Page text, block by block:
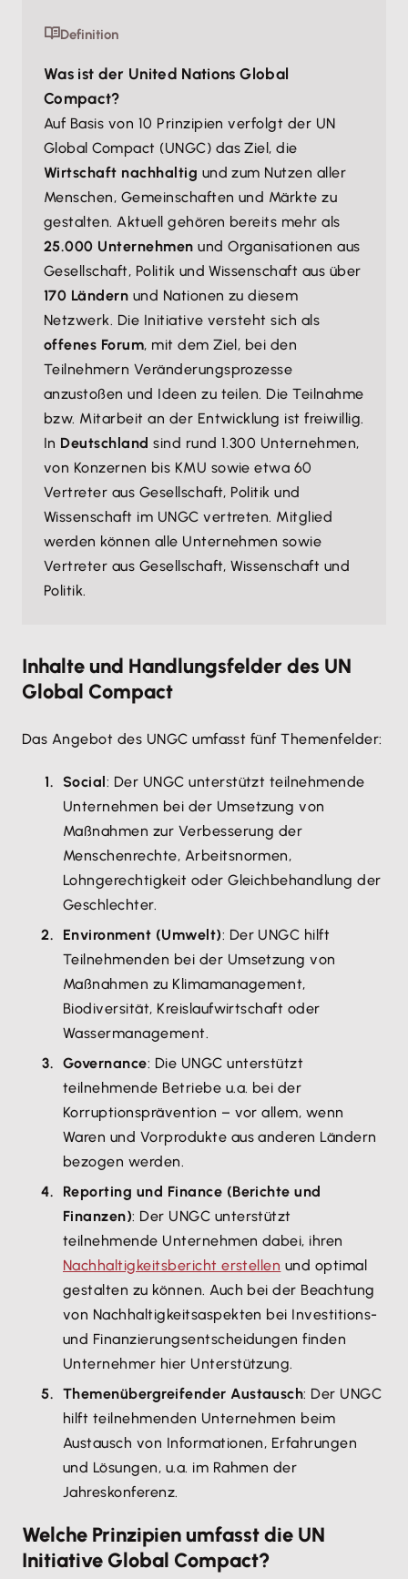
Definition
Was ist der United Nations Global
Compact?
Auf Basis von 10 Prinzipien verfolgt der UN
Global Compact (UNGC) das Ziel, die
Wirtschaft nachhaltig und zum Nutzen aller
Menschen, Gemeinschaften und Märkte zu
gestalten. Aktuell gehören bereits mehr als
25.000 Unternehmen und Organisationen aus
Gesellschaft, Politik und Wissenschaft aus über
170 Ländern und Nationen zu diesem
Netzwerk. Die Initiative versteht sich als
offenes Forum, mit dem Ziel, bei den
Teilnehmern Veränderungsprozesse
anzustoßen und Ideen zu teilen. Die Teilnahme
bzw. Mitarbeit an der Entwicklung ist freiwillig.
In Deutschland sind rund 1.300 Unternehmen,
von Konzernen bis KMU sowie etwa 60
Vertreter aus Gesellschaft, Politik und
Wissenschaft im UNGC vertreten. Mitglied
werden können alle Unternehmen sowie
Vertreter aus Gesellschaft, Wissenschaft und
Politik.
Inhalte und Handlungsfelder des UN
Global Compact
Das Angebot des UNGC umfasst fünf Themenfelder:
Social: Der UNGC unterstützt teilnehmende
Unternehmen bei der Umsetzung von
Maßnahmen zur Verbesserung der
Menschenrechte, Arbeitsnormen,
Lohngerechtigkeit oder Gleichbehandlung der
Geschlechter.
Environment (Umwelt): Der UNGC hilft
Teilnehmenden bei der Umsetzung von
Maßnahmen zu Klimamanagement,
Biodiversität, Kreislaufwirtschaft oder
Wassermanagement.
Governance: Die UNGC unterstützt
teilnehmende Betriebe u.a. bei der
Korruptionsprävention – vor allem, wenn
Waren und Vorprodukte aus anderen Ländern
bezogen werden.
Reporting und Finance (Berichte und
Finanzen): Der UNGC unterstützt
teilnehmende Unternehmen dabei, ihren
Nachhaltigkeitsbericht erstellen und optimal
gestalten zu können. Auch bei der Beachtung
von Nachhaltigkeitsaspekten bei Investitions-
und Finanzierungsentscheidungen finden
Unternehmer hier Unterstützung.
Themenübergreifender Austausch: Der UNGC
hilft teilnehmenden Unternehmen beim
Austausch von Informationen, Erfahrungen
und Lösungen, u.a. im Rahmen der
Jahreskonferenz.
Welche Prinzipien umfasst die UN
Initiative Global Compact?